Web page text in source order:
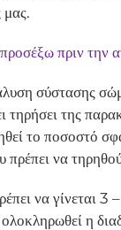
μας.
προσέξω πριν
σύστασης
τηρήσει της
το ποσοστό
πρέπει να
να γίνεται 3
η